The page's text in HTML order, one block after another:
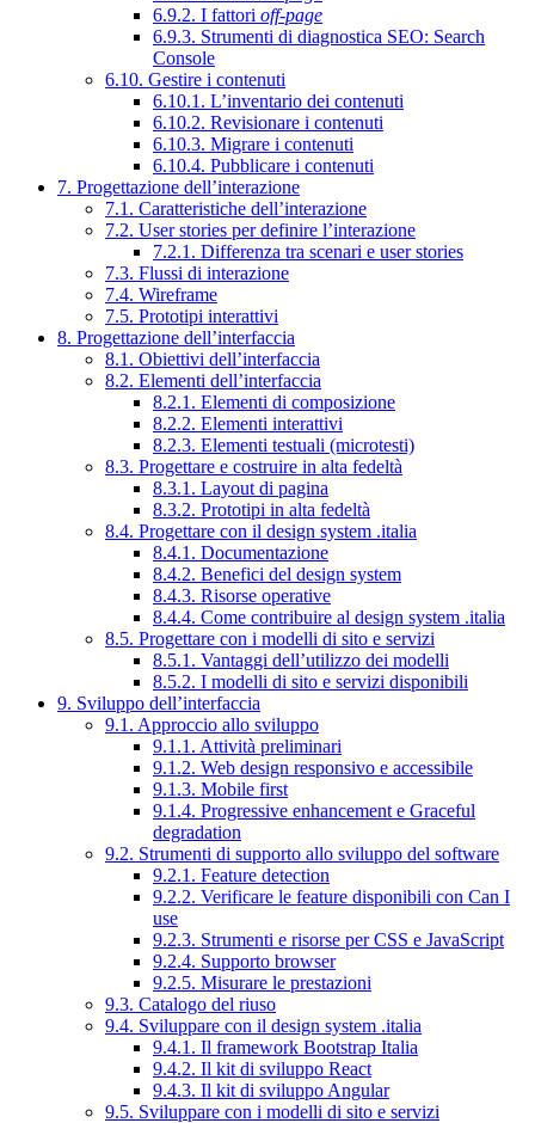
6.9.2. I fattori off-page
6.9.3. Strumenti di diagnostica SEO: Search
Console
6.10. Gestire i contenuti
6.10.1. L’inventario dei contenuti
6.10.2. Revisionare i contenuti
6.10.3. Migrare i contenuti
6.10.4. Pubblicare i contenuti
7. Progettazione dell’interazione
7.1. Caratteristiche dell’interazione
7.2. User stories per definire l’interazione
7.2.1. Differenza tra scenari e user stories
7.3. Flussi di interazione
7.4. Wireframe
7.5. Prototipi interattivi
8. Progettazione dell’interfaccia
8.1. Obiettivi dell’interfaccia
8.2. Elementi dell’interfaccia
8.2.1. Elementi di composizione
8.2.2. Elementi interattivi
8.2.3. Elementi testuali (microtesti)
8.3. Progettare e costruire in alta fedeltà
8.3.1. Layout di pagina
8.3.2. Prototipi in alta fedeltà
8.4. Progettare con il design system .italia
8.4.1. Documentazione
8.4.2. Benefici del design system
8.4.3. Risorse operative
8.4.4. Come contribuire al design system .italia
8.5. Progettare con i modelli di sito e servizi
8.5.1. Vantaggi dell’utilizzo dei modelli
8.5.2. I modelli di sito e servizi disponibili
9. Sviluppo dell’interfaccia
9.1. Approccio allo sviluppo
9.1.1. Attività preliminari
9.1.2. Web design responsivo e accessibile
9.1.3. Mobile first
9.1.4. Progressive enhancement e Graceful
degradation
9.2. Strumenti di supporto allo sviluppo del software
9.2.1. Feature detection
9.2.2. Verificare le feature disponibili con Can I
use
9.2.3. Strumenti e risorse per CSS e JavaScript
9.2.4. Supporto browser
9.2.5. Misurare le prestazioni
9.3. Catalogo del riuso
9.4. Sviluppare con il design system .italia
9.4.1. Il framework Bootstrap Italia
9.4.2. Il kit di sviluppo React
9.4.3. Il kit di sviluppo Angular
9.5. Sviluppare con i modelli di sito e servizi